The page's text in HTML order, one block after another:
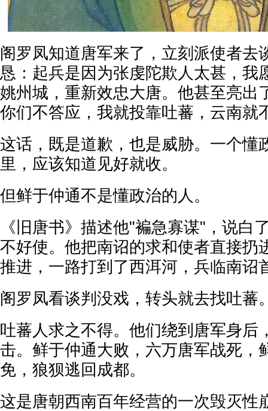
阁罗凤知道唐军来了，立刻派使者去
恳：起兵是因为张虔陀欺人太甚，我
姚州城，重新效忠大唐。他甚至亮
你们不答应，我就投靠吐蕃，云南就
这话，既是道歉，也是威胁。一个懂
里，应该知道见好就收。
但鲜于仲通不是懂政治的人。
《旧唐书》描述他"褊急寡谋"，说白
不好使。他把南诏的求和使者直接扔
推进，一路打到了西洱河，兵临南诏
阁罗凤看谈判没戏，转头就去找吐蕃
吐蕃人求之不得。他们绕到唐军身后
击。鲜于仲通大败，六万唐军战死，
免，狼狈逃回成都。
这是唐朝西南百年经营的一次毁灭性